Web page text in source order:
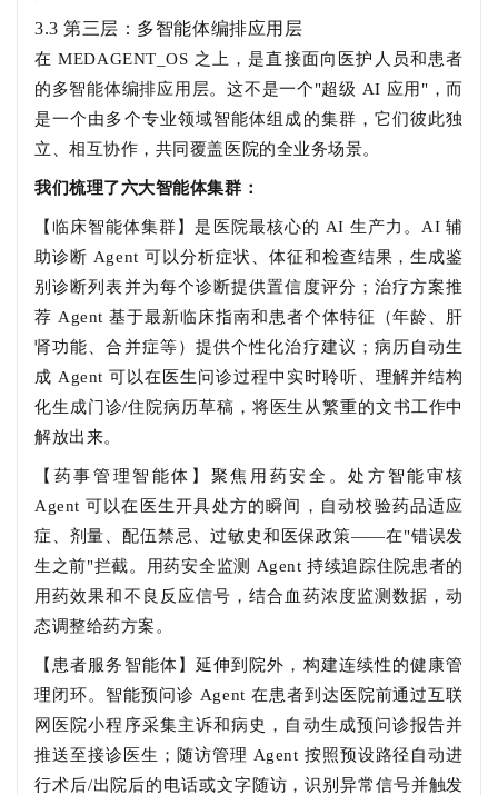
3.3 第三层：多智能体编排应用层
在 MEDAGENT_OS 之上，是直接面向医护人员和患者
的多智能体编排应用层。这不是一个"超级 AI 应用"，而
是一个由多个专业领域智能体组成的集群，它们彼此独
立、相互协作，共同覆盖医院的全业务场景。
我们梳理了六大智能体集群：
【临床智能体集群】是医院最核心的 AI 生产力。AI 辅
助诊断 Agent 可以分析症状、体征和检查结果，生成鉴
别诊断列表并为每个诊断提供置信度评分；治疗方案推
荐 Agent 基于最新临床指南和患者个体特征（年龄、肝
肾功能、合并症等）提供个性化治疗建议；病历自动生
成 Agent 可以在医生问诊过程中实时聆听、理解并结构
化生成门诊/住院病历草稿，将医生从繁重的文书工作中
解放出来。
【药事管理智能体】聚焦用药安全。处方智能审核
Agent 可以在医生开具处方的瞬间，自动校验药品适应
症、剂量、配伍禁忌、过敏史和医保政策——在"错误发
生之前"拦截。用药安全监测 Agent 持续追踪住院患者的
用药效果和不良反应信号，结合血药浓度监测数据，动
态调整给药方案。
【患者服务智能体】延伸到院外，构建连续性的健康管
理闭环。智能预问诊 Agent 在患者到达医院前通过互联
网医院小程序采集主诉和病史，自动生成预问诊报告并
推送至接诊医生；随访管理 Agent 按照预设路径自动进
行术后/出院后的电话或文字随访，识别异常信号并触发